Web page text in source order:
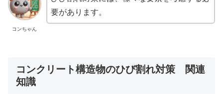
コンちゃん
要があります。
コンクリート構造物のひび割れ対策 関連
知識